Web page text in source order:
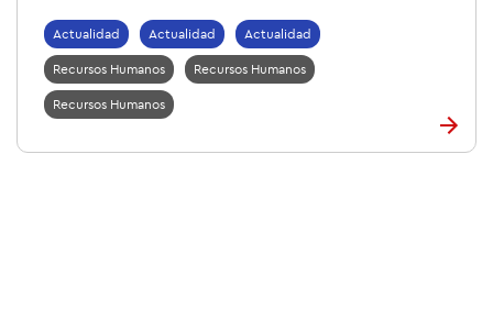
Actualidad Actualidad Actualidad
Recursos Humanos Recursos Humanos
Recursos Humanos